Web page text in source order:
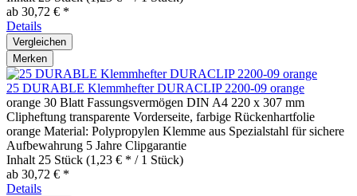
ab 30,72 € *
Details
Vergleichen
Merken
25 DURABLE Klemmhefter DURACLIP 2200-09 orange
orange 30 Blatt Fassungsvermögen DIN A4 220 x 307 mm
Clipheftung transparente Vorderseite, farbige Rückenhartfolie
orange Material: Polypropylen Klemme aus Spezialstahl für sichere
Aufbewahrung 5 Jahre Clipgarantie
Inhalt 25 Stück (1,23 € * / 1 Stück)
ab 30,72 € *
Details